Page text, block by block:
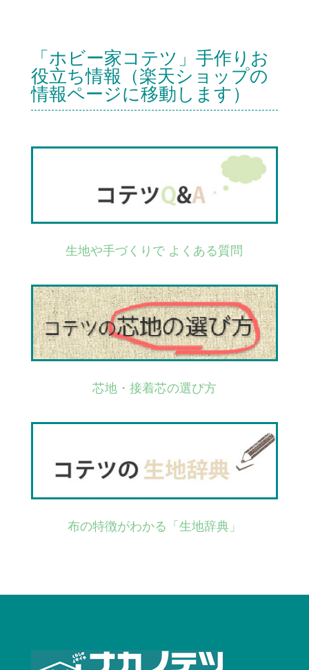
「ホビー家コテツ」手作りお
役立ち情報（楽天ショップの
情報ページに移動します）
生地や手づくりで よくある質問
芯地・接着芯の選び方
布の特徴がわかる「生地辞典」